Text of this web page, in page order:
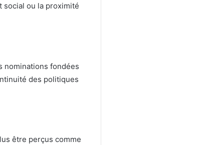
social ou la proximité
nominations fondées
des politiques
être perçus comme